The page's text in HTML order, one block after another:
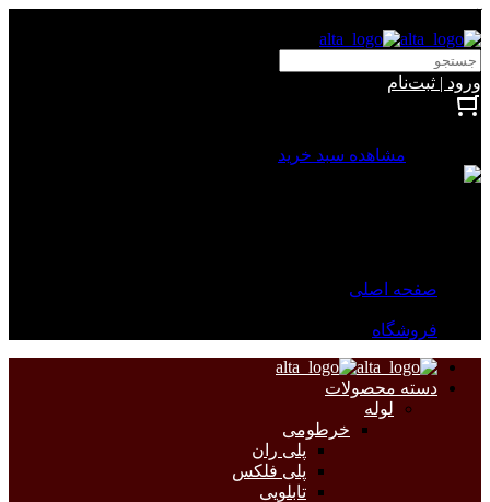
ورود | ثبت‌نام
مشاهده سبد خرید
صفحه اصلی
فروشگاه
دسته محصولات
لوله
خرطومی
پلی ران
پلی فلکس
تابلویی